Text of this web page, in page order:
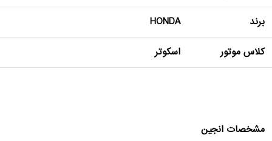
برند HONDA
کلاس موتور اسکوتر
مشخصات انجین